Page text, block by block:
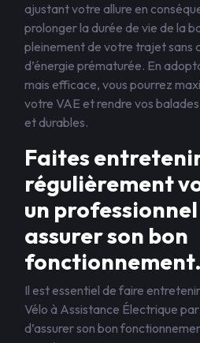
ajustant votre allure en
prolonger la durée de vie de la
pleinement de votre trajet sans
d’énergie prématurée. En
mais efficace, vous pourrez
votre VAE et rendre vos
et durables.
Faites
régulièrement
un
assurer son bon
fonctionnement.
Il est essentiel de faire
Vélo à Assistance Électrique
d’assurer son bon